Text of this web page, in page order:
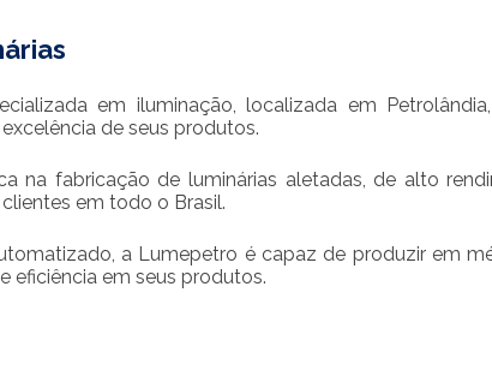
em iluminação, localizada em
de seus produtos.
na fabricação de luminárias aletadas, de alto
em todo o Brasil.
a Lumepetro é capaz de produzir em
eficiência em seus produtos.